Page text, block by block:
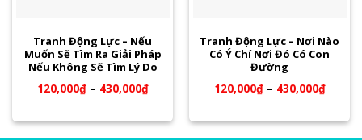
Tranh Động Lực – Nếu
Muốn Sẽ Tìm Ra Giải Pháp
Nếu Không Sẽ Tìm Lý Do
120,000₫– 430,000₫
Tranh Động Lực – Nơi Nào
Có Ý Chí Nơi Đó Có Con
Đường
120,000₫– 430,000₫